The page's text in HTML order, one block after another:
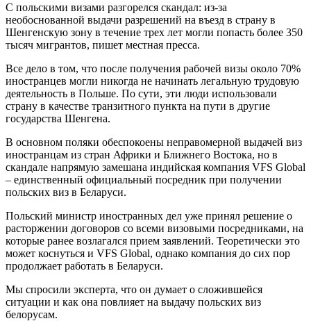
С польскими визами разгорелся скандал: из-за
необоснованной выдачи разрешений на въезд в страну в
Шенгенскую зону в течение трех лет могли попасть более 350
тысяч мигрантов, пишет местная пресса.
Все дело в том, что после получения рабочей визы около 70%
иностранцев могли никогда не начинать легальную трудовую
деятельность в Польше. По сути, эти люди использовали
страну в качестве транзитного пункта на пути в другие
государства Шенгена.
В основном поляки обеспокоены неправомерной выдачей виз
иностранцам из стран Африки и Ближнего Востока, но в
скандале напрямую замешана индийская компания VFS Global
– единственный официальный посредник при получении
польских виз в Беларуси.
Польский министр иностранных дел уже принял решение о
расторжении договоров со всеми визовыми посредниками, на
которые ранее возлагался прием заявлений. Теоретически это
может коснуться и VFS Global, однако компания до сих пор
продолжает работать в Беларуси.
Мы спросили эксперта, что он думает о сложившейся
ситуации и как она повлияет на выдачу польских виз
белорусам.